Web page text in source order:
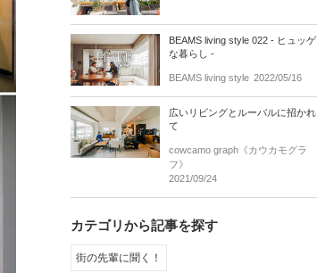
BEAMS living style 022 - ヒュッゲ
な暮らし -
BEAMS living style 2022/05/16
広いリビングとルーバルに招かれ
て
cowcamo graph《カウカモグラ
フ》
2021/09/24
カテゴリから記事を探す
街の先輩に聞く！